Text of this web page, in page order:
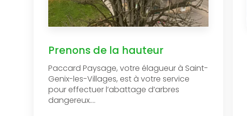
Prenons de la hauteur
Paccard Paysage, votre élagueur à Saint-
Genix-les-Villages, est à votre service
pour effectuer l’abattage d’arbres
dangereux....